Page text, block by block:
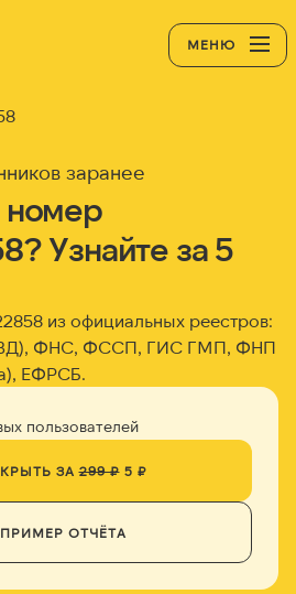
МЕНЮ
заранее
Узнайте за 5
из официальных реестров:
ФНС, ФССП, ГИС ГМП, ФНП
ЕФРСБ.
пользователей
ЗА299 ₽5 ₽
ПРИМЕР ОТЧЁТА